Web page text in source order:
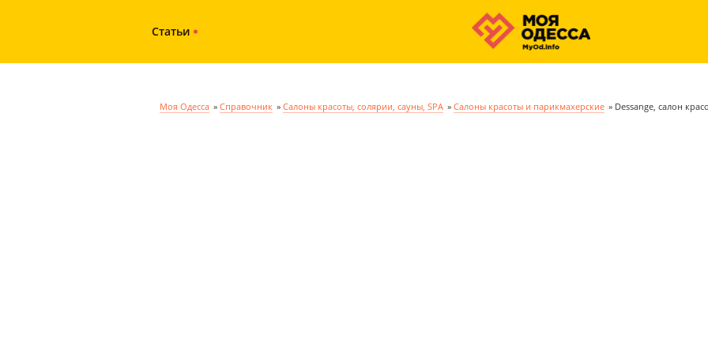
Статьи
Моя Одесса » Справочник » Салоны красоты, солярии, сауны, SPA » Салоны красоты и парикмахерские » Dessange, салон